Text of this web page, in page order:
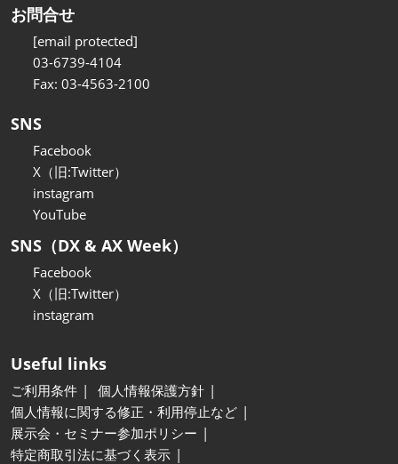
お問合せ
[email protected]
03-6739-4104
Fax: 03-4563-2100
SNS
Facebook
X（旧:Twitter）
instagram
YouTube
SNS（DX & AX Week）
Facebook
X（旧:Twitter）
instagram
Useful links
ご利用条件
個人情報保護方針
個人情報に関する修正・利用停止など
展示会・セミナー参加ポリシー
特定商取引法に基づく表示